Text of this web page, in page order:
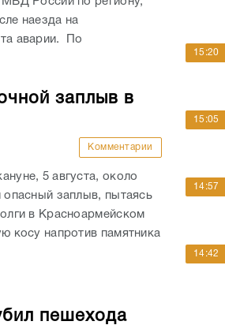
наезда на
аварии. По
заплыв в
Комментарии
5 августа, около
опасный заплыв, пытаясь
в Красноармейском
косу напротив памятника
пешехода
15:20
15:05
14:57
14:42